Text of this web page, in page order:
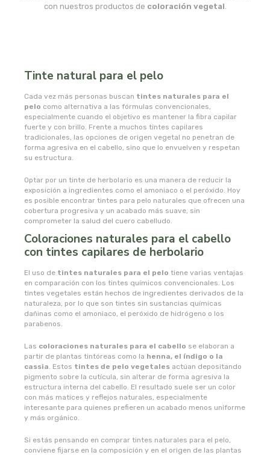
con nuestros productos de coloración vegetal.
Tinte natural para el pelo
Cada vez más personas buscan tintes naturales para el
pelo como alternativa a las fórmulas convencionales,
especialmente cuando el objetivo es mantener la fibra capilar
fuerte y con brillo. Frente a muchos tintes capilares
tradicionales, las opciones de origen vegetal no penetran de
forma agresiva en el cabello, sino que lo envuelven y respetan
su estructura.
Optar por un tinte de herbolario es una manera de reducir la
exposición a ingredientes como el amoniaco o el peróxido. Hoy
es posible encontrar tintes para pelo naturales que ofrecen una
cobertura progresiva y un acabado más suave, sin
comprometer la salud del cuero cabelludo.
Coloraciones naturales para el cabello
con tintes capilares de herbolario
El uso de tintes naturales para el pelo tiene varias ventajas
en comparación con los tintes químicos convencionales. Los
tintes vegetales están hechos de ingredientes derivados de la
naturaleza, por lo que son tintes sin sustancias químicas
dañinas como el amoniaco, el peróxido de hidrógeno o los
parabenos.
Las coloraciones naturales para el cabello se elaboran a
partir de plantas tintóreas como la henna, el índigo o la
cassia. Estos tintes de pelo vegetales actúan depositando
pigmento sobre la cutícula, sin alterar de forma agresiva la
estructura interna del cabello. El resultado suele ser un color
con más matices y reflejos naturales, especialmente
interesante para quienes prefieren un acabado menos uniforme
y más orgánico.
Si estás pensando en comprar tintes naturales para el pelo,
conviene fijarse en la composición y en el origen de las plantas
najel
nale
natracare
natur ozone
naturata
naturbrush
naturcid
naturcosmetika
naturgreen
naturmil
natursoy